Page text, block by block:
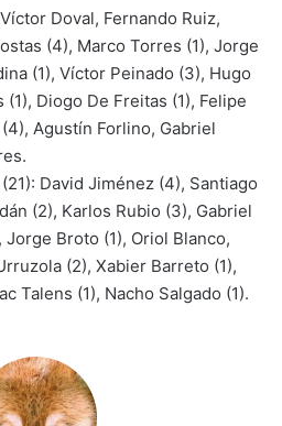
Doval, Fernando Ruiz,
(4), Marco Torres (1), Jorge
(1), Víctor Peinado (3), Hugo
Diogo De Freitas (1), Felipe
Agustín Forlino, Gabriel
(21): David Jiménez (4), Santiago
(2), Karlos Rubio (3), Gabriel
Broto (1), Oriol Blanco,
(2), Xabier Barreto (1),
Talens (1), Nacho Salgado (1).